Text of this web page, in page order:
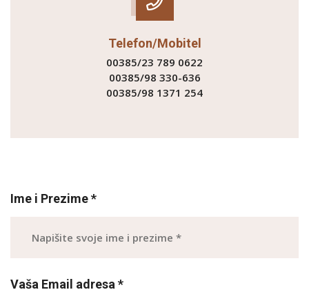
Telefon/Mobitel
00385/23 789 0622
00385/98 330-636
00385/98 1371 254
Ime i Prezime *
Vaša Email adresa *